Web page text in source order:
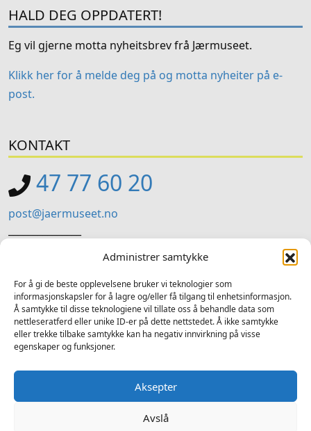
Administrer samtykke
For å gi de beste opplevelsene bruker vi teknologier som
informasjonskapsler for å lagre og/eller få tilgang til enhetsinformasjon.
Å samtykke til disse teknologiene vil tillate oss å behandle data som
nettleseratferd eller unike ID-er på dette nettstedet. Å ikke samtykke
eller trekke tilbake samtykke kan ha negativ innvirkning på visse
egenskaper og funksjoner.
Aksepter
Avslå
HALD DEG OPPDATERT!
Eg vil gjerne motta nyheitsbrev frå Jærmuseet.
Klikk her for å melde deg på og motta nyheiter på e-
post.
KONTAKT
47 77 60 20
post@jaermuseet.no
Kviavegen 99, Nærbø
SOSIALE MEDIER
Følg oss på sosiale medium for nyheiter og tilbod
Facebook
Instagram
LinkedIn
TripAdvisor
YouTube